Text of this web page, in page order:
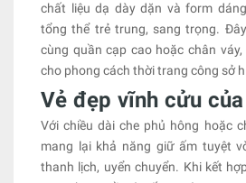
chất liệu dạ dày dặn và form
tổng thể trẻ trung, sang trọng.
cùng quần cạp cao hoặc chân
cho phong cách thời trang công sở
Vẻ đẹp vĩnh cửu
Với chiều dài che phủ hông hoặc
mang lại khả năng giữ ấm tuyệt
thanh lịch, uyển chuyển. Khi kết